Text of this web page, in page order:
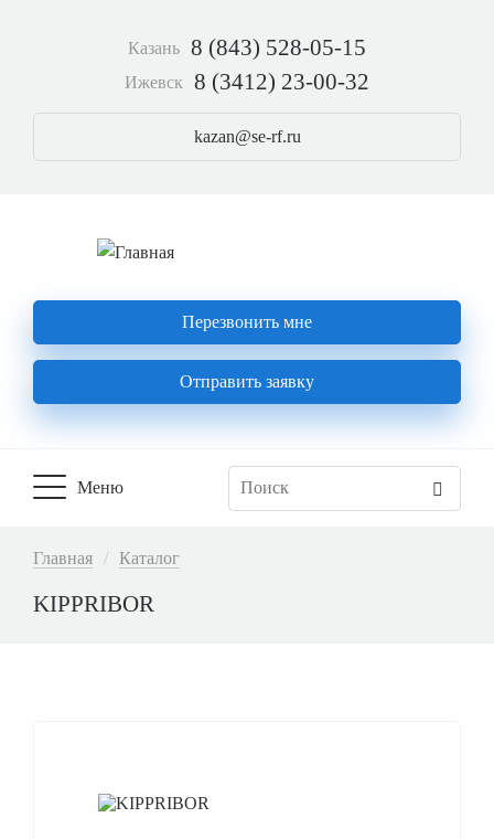
Казань 8 (843) 528-05-15
Ижевск 8 (3412) 23-00-32
kazan@se-rf.ru
Перезвонить мне
Отправить заявку
Основная
Меню
Строка
навигации
Главная Каталог
KIPPRIBOR